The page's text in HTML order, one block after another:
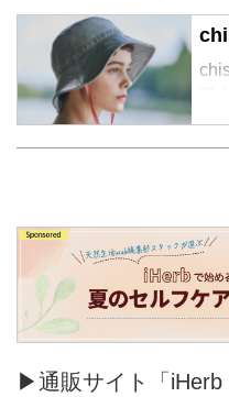
職
ど
▶通販サイト「iHerb